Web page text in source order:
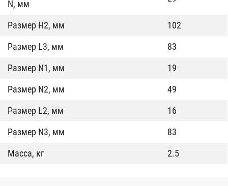
N, мм
Размер Н2, мм
102
Размер L3, мм
83
Размер N1, мм
19
Размер N2, мм
49
Размер L2, мм
16
Размер N3, мм
83
Масса, кг
2.5